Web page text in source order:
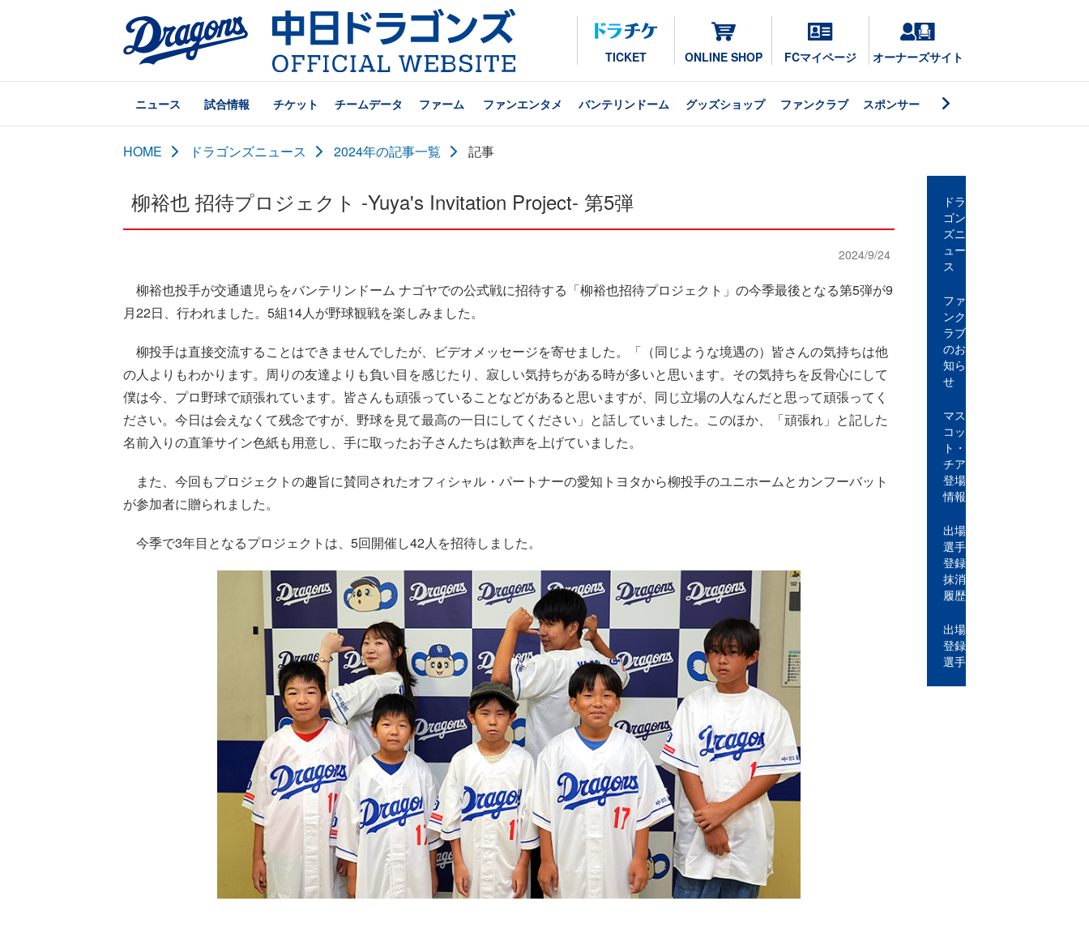
TICKET ONLINE SHOP FCマイページ オーナーズサイト
ニュース 試合情報 チケット チームデータ ファーム ファンエンタメ バンテリンドーム グッズショップ ファンクラブ スポンサー
HOME ドラゴンズニュース 2024年の記事一覧 記事
柳裕也 招待プロジェクト -Yuya's Invitation Project- 第5弾
2024/9/24
柳裕也投手が交通遺児らをバンテリンドーム ナゴヤでの公式戦に招待する「柳裕也招待プロジェクト」の今季最後となる第5弾が9
月22日、行われました。5組14人が野球観戦を楽しみました。
柳投手は直接交流することはできませんでしたが、ビデオメッセージを寄せました。「（同じような境遇の）皆さんの気持ちは他
の人よりもわかります。周りの友達よりも負い目を感じたり、寂しい気持ちがある時が多いと思います。その気持ちを反骨心にして
僕は今、プロ野球で頑張れています。皆さんも頑張っていることなどがあると思いますが、同じ立場の人なんだと思って頑張ってく
ださい。今日は会えなくて残念ですが、野球を見て最高の一日にしてください」と話していました。このほか、「頑張れ」と記した
名前入りの直筆サイン色紙も用意し、手に取ったお子さんたちは歓声を上げていました。
また、今回もプロジェクトの趣旨に賛同されたオフィシャル・パートナーの愛知トヨタから柳投手のユニホームとカンフーバット
が参加者に贈られました。
今季で3年目となるプロジェクトは、5回開催し42人を招待しました。
ドラ
ゴン
ズニ
ュー
ス
ファ
ンク
ラブ
のお
知ら
せ
マス
コッ
ト・
チア
登場
情報
出場
選手
登録
抹消
履歴
出場
登録
選手